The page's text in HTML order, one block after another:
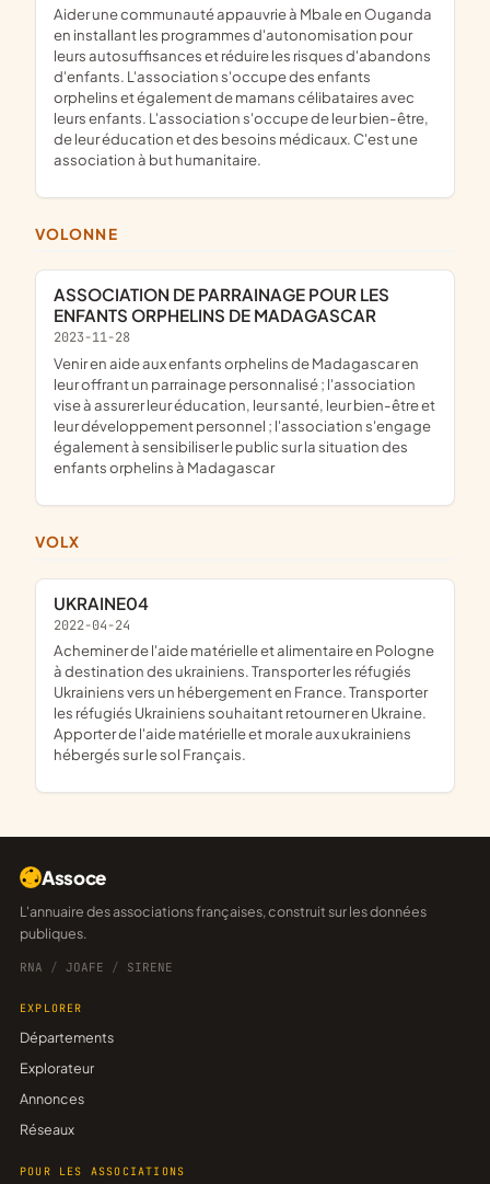
Aider une communauté appauvrie à Mbale en Ouganda
en installant les programmes d'autonomisation pour
leurs autosuffisances et réduire les risques d'abandons
d'enfants. L'association s'occupe des enfants
orphelins et également de mamans célibataires avec
leurs enfants. L'association s'occupe de leur bien-être,
de leur éducation et des besoins médicaux. C'est une
association à but humanitaire.
VOLONNE
ASSOCIATION DE PARRAINAGE POUR LES
ENFANTS ORPHELINS DE MADAGASCAR
2023-11-28
venir en aide aux enfants orphelins de Madagascar en
leur offrant un parrainage personnalisé ; l'association
vise à assurer leur éducation, leur santé, leur bien-être et
leur développement personnel ; l'association s'engage
également à sensibiliser le public sur la situation des
enfants orphelins à Madagascar
VOLX
UKRAINE04
2022-04-24
Acheminer de l'aide matérielle et alimentaire en Pologne
à destination des ukrainiens. Transporter les réfugiés
Ukrainiens vers un hébergement en France. Transporter
les réfugiés Ukrainiens souhaitant retourner en Ukraine.
Apporter de l'aide matérielle et morale aux ukrainiens
hébergés sur le sol Français.
Assoce
L'annuaire des associations françaises, construit sur les données
publiques.
RNA / JOAFE / SIRENE
EXPLORER
Départements
Explorateur
Annonces
Réseaux
POUR LES ASSOCIATIONS